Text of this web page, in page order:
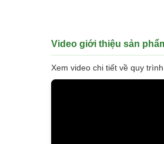
Video giới thiệu sản
Xem video chi tiết về quy